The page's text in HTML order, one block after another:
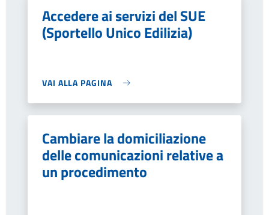
Accedere ai servizi del SUE
(Sportello Unico Edilizia)
VAI ALLA PAGINA
Cambiare la domiciliazione
delle comunicazioni relative a
un procedimento